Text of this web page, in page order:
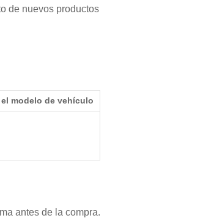
de nuevos productos
modelo de vehículo
antes de la compra.